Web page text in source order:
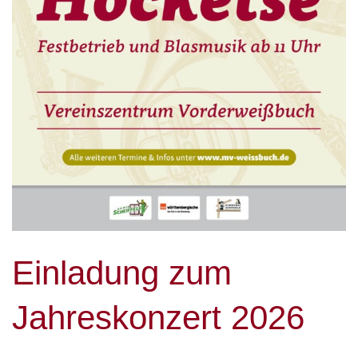
Einladung zum
Jahreskonzert 2026